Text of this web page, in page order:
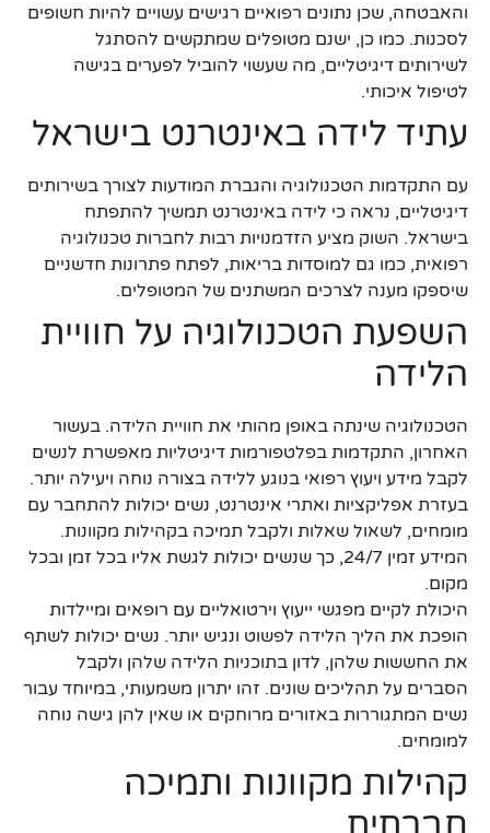
והאבטחה, שכן נתונים רפואיים רגישים עשויים להיות חשופים
לסכנות. כמו כן, ישנם מטופלים שמתקשים להסתגל
לשירותים דיגיטליים, מה שעשוי להוביל לפערים בגישה
לטיפול איכותי.
עתיד לידה באינטרנט בישראל
עם התקדמות הטכנולוגיה והגברת המודעות לצורך בשירותים
דיגיטליים, נראה כי לידה באינטרנט תמשיך להתפתח
בישראל. השוק מציע הזדמנויות רבות לחברות טכנולוגיה
רפואית, כמו גם למוסדות בריאות, לפתח פתרונות חדשניים
שיספקו מענה לצרכים המשתנים של המטופלים.
השפעת הטכנולוגיה על חוויית
הלידה
הטכנולוגיה שינתה באופן מהותי את חוויית הלידה. בעשור
האחרון, התקדמות בפלטפורמות דיגיטליות מאפשרת לנשים
לקבל מידע ויעוץ רפואי בנוגע ללידה בצורה נוחה ויעילה יותר.
בעזרת אפליקציות ואתרי אינטרנט, נשים יכולות להתחבר עם
מומחים, לשאול שאלות ולקבל תמיכה בקהילות מקוונות.
המידע זמין 24/7, כך שנשים יכולות לגשת אליו בכל זמן ובכל
מקום.
היכולת לקיים מפגשי ייעוץ וירטואליים עם רופאים ומיילדות
הופכת את הליך הלידה לפשוט ונגיש יותר. נשים יכולות לשתף
את החששות שלהן, לדון בתוכניות הלידה שלהן ולקבל
הסברים על תהליכים שונים. זהו יתרון משמעותי, במיוחד עבור
נשים המתגוררות באזורים מרוחקים או שאין להן גישה נוחה
למומחים.
קהילות מקוונות ותמיכה